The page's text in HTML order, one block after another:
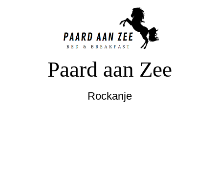
Paard aan Zee
Rockanje